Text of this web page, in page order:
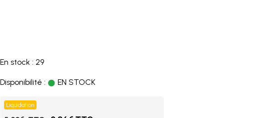
En stock : 29
Disponibilité : EN STOCK
Liquidation